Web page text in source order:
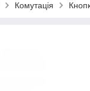
Комутація